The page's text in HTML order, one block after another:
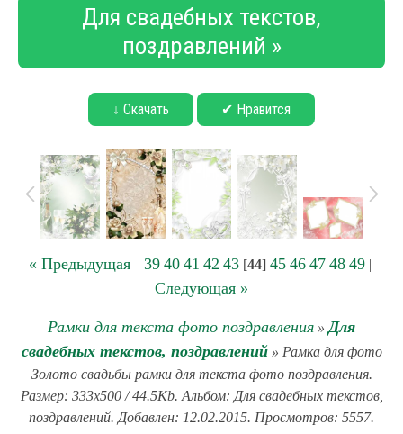
Для свадебных текстов,
поздравлений »
↓ Скачать ✔ Нравится
« Предыдущая| 39 40 41 42 43[44] 45 46 47 48 49|
Следующая »
Рамки для текста фото поздравления » Для
свадебных текстов, поздравлений» Рамка для фото
Золото свадьбы рамки для текста фото поздравления.
Размер: 333x500 / 44.5Kb. Альбом: Для свадебных текстов,
поздравлений. Добавлен: 12.02.2015. Просмотров: 5557.